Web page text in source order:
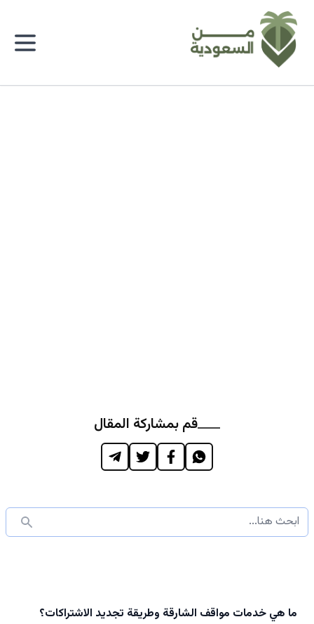
قم بمشاركة المقال
ما هي خدمات مواقف الشارقة وطريقة تجديد الاشتراكات؟